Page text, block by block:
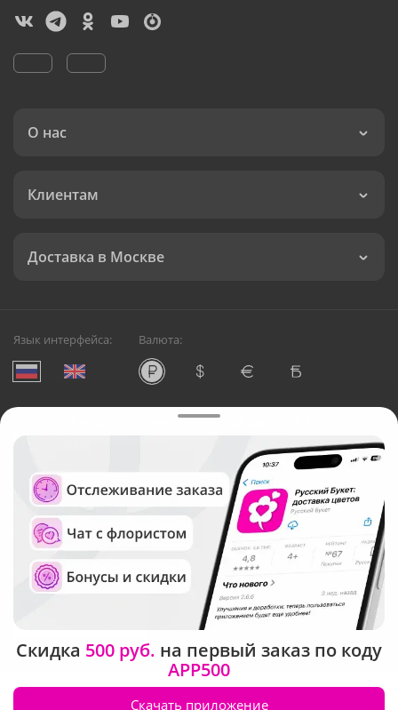
О нас
Клиентам
Доставка в Москве
Язык интерфейса: Валюта:
Служба круглосуточной доставки цветов в Москве
Русский Букет, 2026
Общество с ограниченной ответственностью «Технология»
ОГРН: 1195476081745, ИНН: 5410081997
Юридический адрес: г. Новосибирск, ул. Ипподромская,
д.42, оф. 3
Рейтинг Русского букета в г. Москва
Скидка 500 руб. на первый заказ по коду
APP500
Скачать приложение